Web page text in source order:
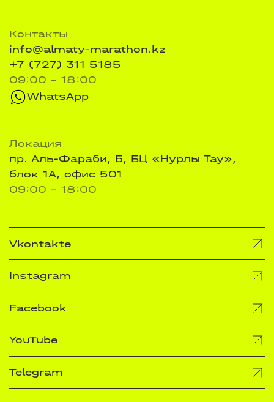
Контакты
info@almaty-marathon.kz
+7 (727) 311 5185
09:00 - 18:00
WhatsApp
Локация
пр. Аль-Фараби, 5, БЦ «Нурлы Тау»,
блок 1А, офис 501
09:00 - 18:00
Vkontakte
Instagram
Facebook
YouTube
Telegram